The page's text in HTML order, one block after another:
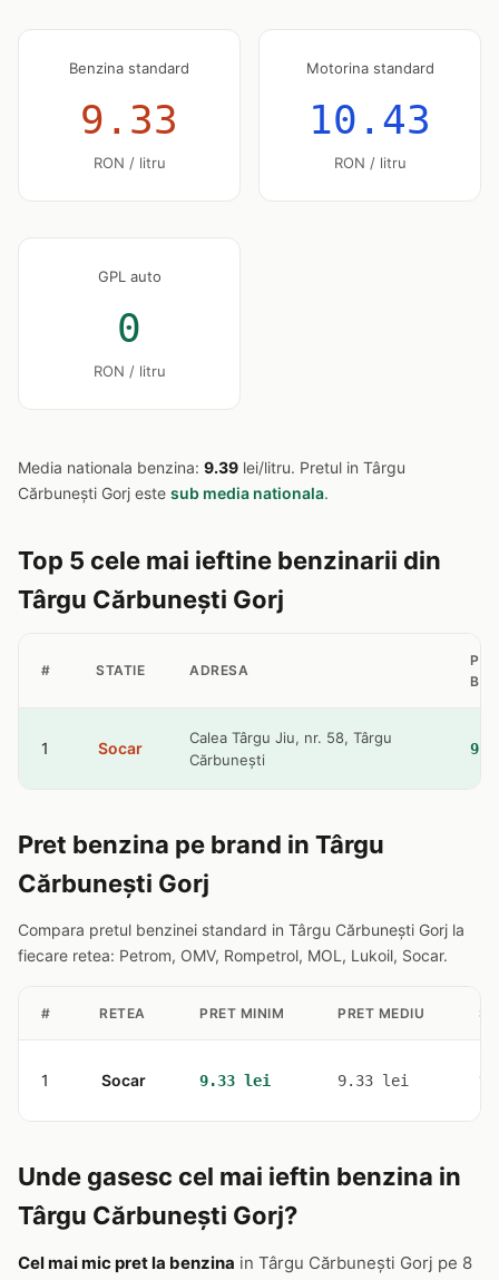
Benzina standard
9.33
RON / litru
Motorina standard
10.43
RON / litru
GPL auto
0
RON / litru
Media nationala benzina: 9.39 lei/litru. Pretul in Târgu
Cărbunești Gorj este sub media nationala.
Top 5 cele mai ieftine benzinarii din
Târgu Cărbunești Gorj
# STATIE ADRESA
1 Socar
Calea Târgu Jiu, nr. 58, Târgu
Cărbunești
Pret benzina pe brand in Târgu
Cărbunești Gorj
Compara pretul benzinei standard in Târgu Cărbunești Gorj la
fiecare retea: Petrom, OMV, Rompetrol, MOL, Lukoil, Socar.
# RETEA PRET MINIM PRET MEDIU
1 Socar 9.33 lei 9.33 lei 1
Unde gasesc cel mai ieftin benzina in
Târgu Cărbunești Gorj?
Cel mai mic pret la benzina in Târgu Cărbunești Gorj pe 8